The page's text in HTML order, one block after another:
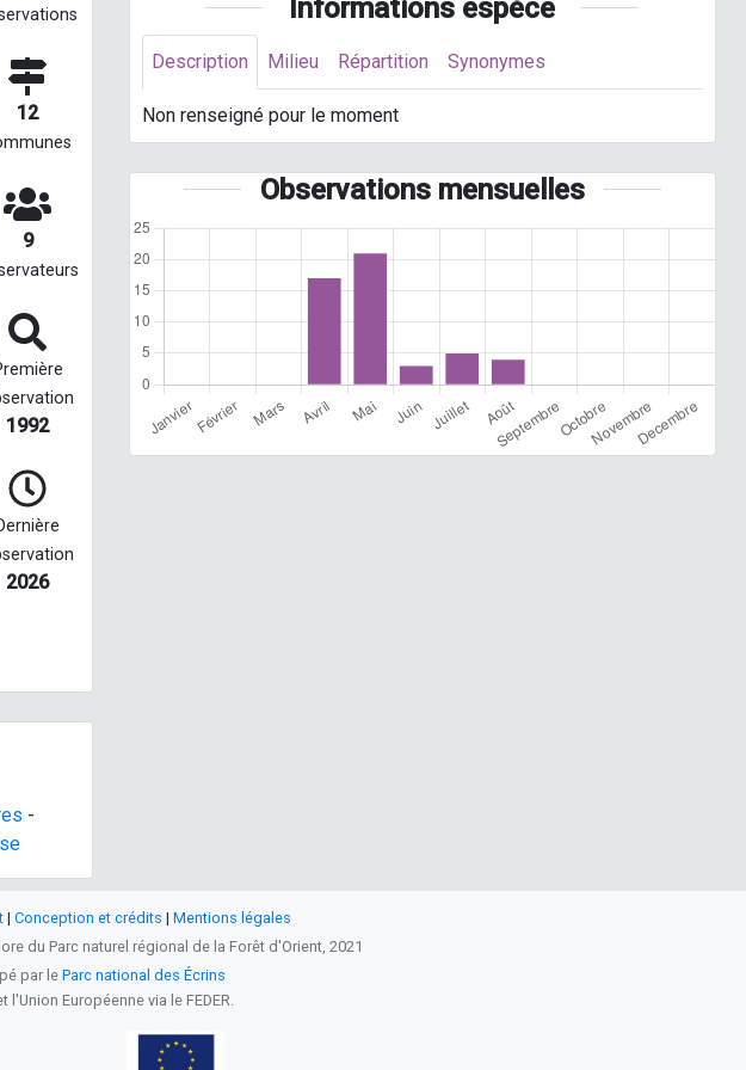
12
9
1992
2026
-
Informations espèce
Description Milieu Répartition Synonymes
Non renseigné pour le moment
Observations mensuelles
| Conception et crédits | Mentions légales
du Parc naturel régional de la Forêt d'Orient, 2021
par leParc national des Écrins
Européenne via le FEDER.